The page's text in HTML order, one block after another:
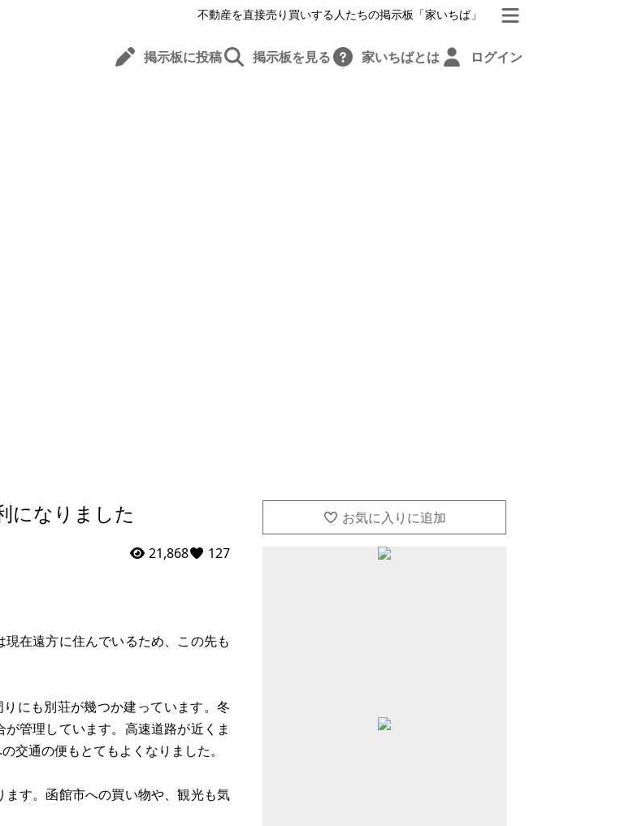
不動産を直接売り買いする人たちの掲示板「家いちば」
掲示板に投稿 掲示板を見る 家いちばとは ログイン
になりました
21,868 127
在遠方に住んでいるため、この先も
にも別荘が幾つか建っています。冬
管理しています。高速道路が近くま
交通の便もとてもよくなりました。
す。函館市への買い物や、観光も気